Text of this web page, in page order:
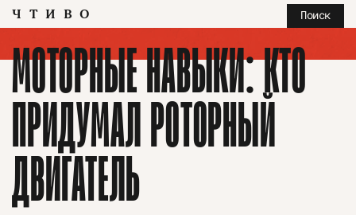
ЧТИВО Поиск
МОТОРНЫЕ НАВЫКИ: КТО
ПРИДУМАЛ РОТОРНЫЙ
ДВИГАТЕЛЬ